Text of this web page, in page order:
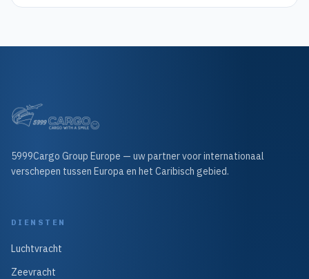
5999Cargo Group Europe — uw partner voor internationaal
verschepen tussen Europa en het Caribisch gebied.
DIENSTEN
Luchtvracht
Zeevracht